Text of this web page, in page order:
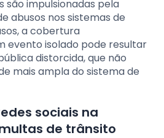
são impulsionadas pela
abusos nos sistemas de
a cobertura
evento isolado pode resultar
distorcida, que não
mais ampla do sistema de
sociais na
de trânsito